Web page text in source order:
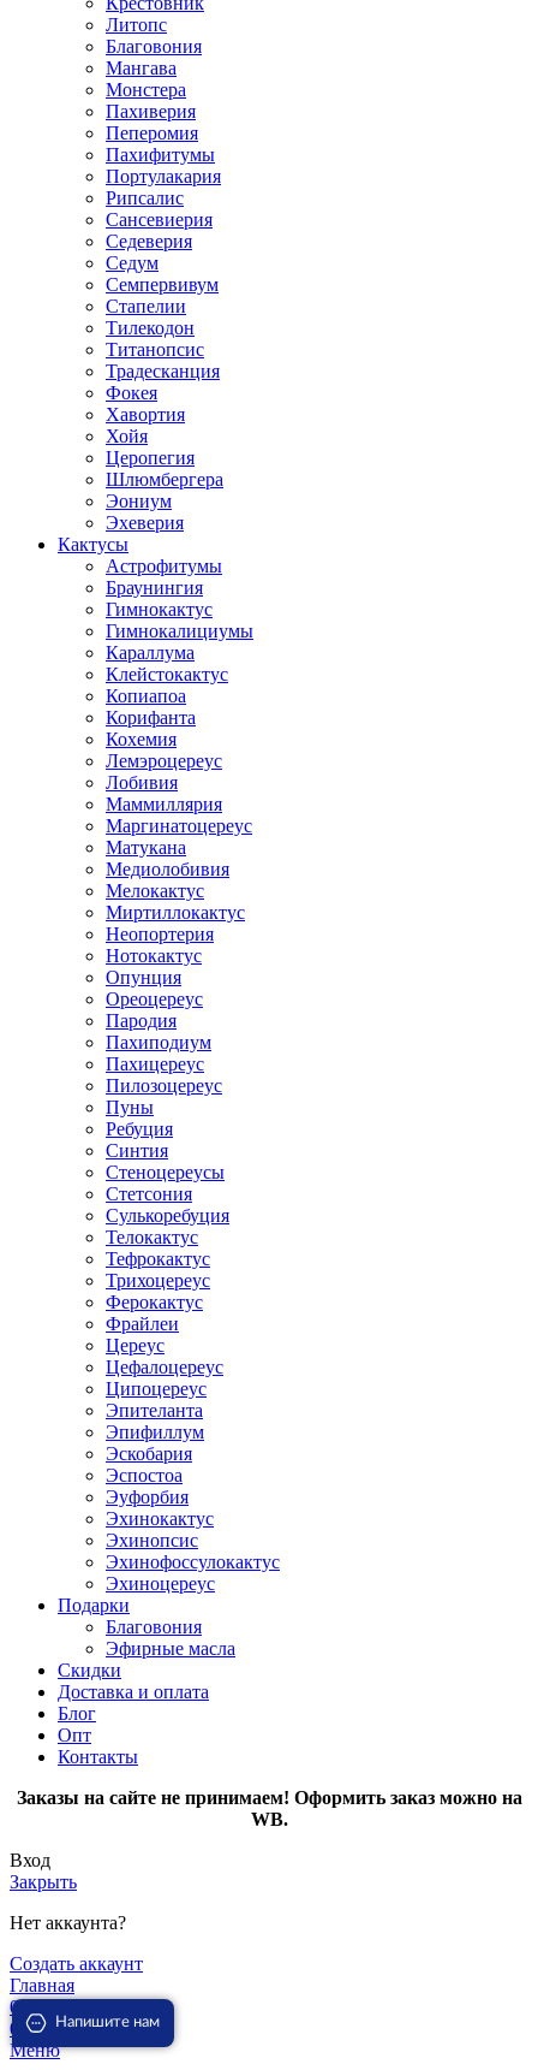
Литопс
Благовония
Мангава
Монстера
Пахиверия
Пеперомия
Пахифитумы
Портулакария
Рипсалис
Сансевиерия
Седеверия
Седум
Семпервивум
Стапелии
Тилекодон
Титанопсис
Традесканция
Фокея
Хавортия
Хойя
Церопегия
Шлюмбергера
Эониум
Эхеверия
Кактусы
Астрофитумы
Браунингия
Гимнокактус
Гимнокалициумы
Караллума
Клейстокактус
Копиапоа
Корифанта
Кохемия
Лемэроцереус
Лобивия
Маммиллярия
Маргинатоцереус
Матукана
Медиолобивия
Мелокактус
Миртиллокактус
Неопортерия
Нотокактус
Опунция
Ореоцереус
Пародия
Пахиподиум
Пахицереус
Пилозоцереус
Пуны
Ребуция
Синтия
Стеноцереусы
Стетсония
Сулькоребуция
Телокактус
Тефрокактус
Трихоцереус
Ферокактус
Фрайлеи
Цереус
Цефалоцереус
Ципоцереус
Эпителанта
Эпифиллум
Эскобария
Эспостоа
Эуфорбия
Эхинокактус
Эхинопсис
Эхинофоссулокактус
Эхиноцереус
Подарки
Благовония
Эфирные масла
Скидки
Доставка и оплата
Блог
Опт
Контакты
Заказы на сайте не принимаем! Оформить заказ можно на
WB.
Вход
Закрыть
Нет аккаунта?
Создать аккаунт
Главная
0
0 пунктов Заказ
Меню
Напишите нам